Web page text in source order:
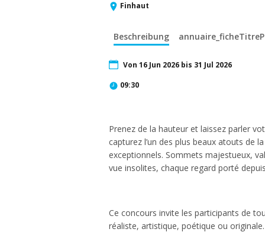
Finhaut
Beschreibung
Von 16 Jun 2026 bis 31 Jul 2026
09:30
Prenez de la hauteur et laissez parler
capturez l’un des plus beaux atouts de
exceptionnels. Sommets majestueux,
vue insolites, chaque regard porté
Ce concours invite les participants de
réaliste, artistique, poétique ou